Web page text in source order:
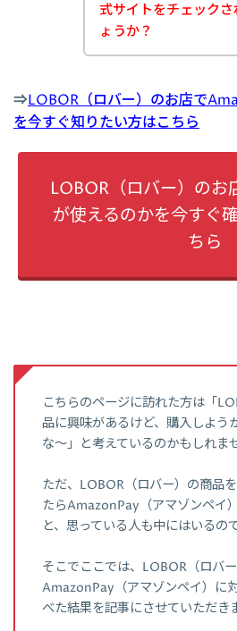
式サイトをチェック
ょうか？
⇒LOBOR（ロバー）のお店で
を今すぐ知りたい方はこちら
LOBOR（ロバー）の
が使えるのかを今すぐ
ちら
こちらのページに訪れた方は「
品に興味があるけど、購入しよう
な～」と考えているのかもしれま
ただ、LOBOR（ロバー）の商品
たらAmazonPay（アマゾンペイ
と、思っている人も中にはいるの
そこでここでは、LOBOR（ロバ
AmazonPay（アマゾンペイ）に
べた結果を記事にさせていただき